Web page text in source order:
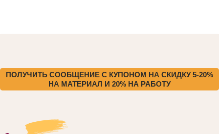
ПОЛУЧИТЬ СООБЩЕНИЕ С КУПОНОМ НА СКИДКУ 5-20%
НА МАТЕРИАЛ И 20% НА РАБОТУ